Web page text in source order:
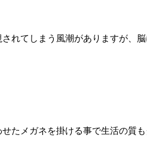
れてしまう風潮がありますが、
たメガネを掛ける事で生活の質